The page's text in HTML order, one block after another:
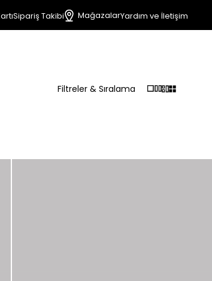
Sipariş Takibi MağazalarYardım ve İletişim
Filtreler & Sıralama